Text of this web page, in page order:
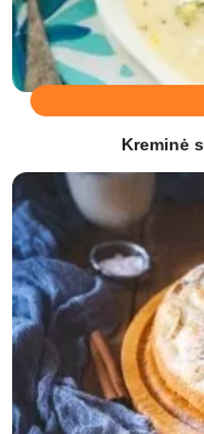
Kreminė